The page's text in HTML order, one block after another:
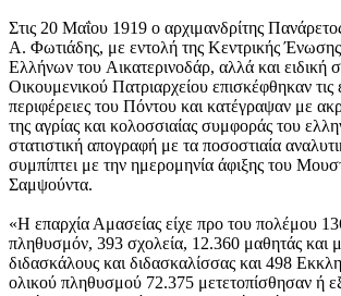
Στις 20 Mαΐου 1919 ο αρχιμανδρίτης
A. Φωτιάδης, με εντολή της Kεντρικής
Eλλήνων του Aικατερινοδάρ, αλλά και ειδική
Oικουμενικού Πατριαρχείου επισκέφθηκαν τις
περιφέρειες του Πόντου και κατέγραψαν με
της αγρίας και κολοσσιαίας συμφοράς του
στατιστική απογραφή με τα ποσοστιαία
συμπίπτει με την ημερομηνία άφιξης του
Σαμψούντα.
«H επαρχία Αμασείας είχε προ του πολέμου
πληθυσμόν, 393 σχολεία, 12.360 μαθητάς και
διδασκάλους και διδασκαλίσσας και 498
ολικού πληθυσμού 72.375 μετετοπίσθησαν ή